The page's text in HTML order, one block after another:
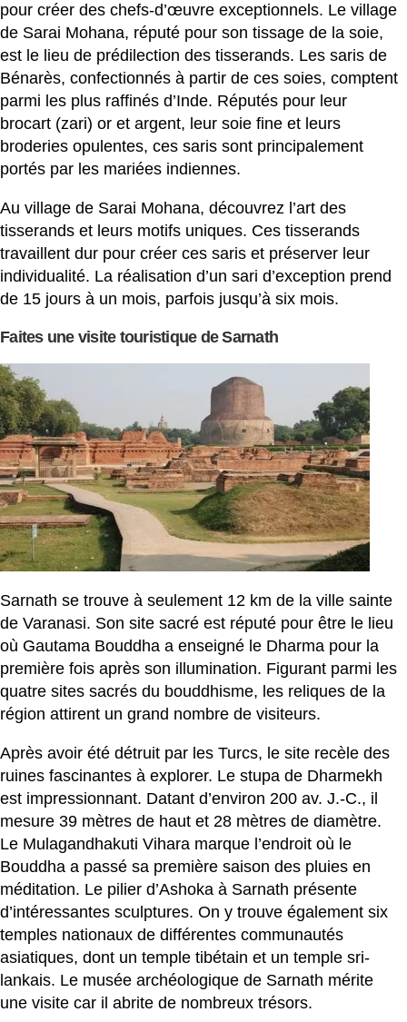
pour créer des chefs-d’œuvre exceptionnels. Le village
de Sarai Mohana, réputé pour son tissage de la soie,
est le lieu de prédilection des tisserands. Les saris de
Bénarès, confectionnés à partir de ces soies, comptent
parmi les plus raffinés d’Inde. Réputés pour leur
brocart (zari) or et argent, leur soie fine et leurs
broderies opulentes, ces saris sont principalement
portés par les mariées indiennes.
Au village de Sarai Mohana, découvrez l’art des
tisserands et leurs motifs uniques. Ces tisserands
travaillent dur pour créer ces saris et préserver leur
individualité. La réalisation d’un sari d’exception prend
de 15 jours à un mois, parfois jusqu’à six mois.
Faites une visite touristique de Sarnath
Sarnath se trouve à seulement 12 km de la ville sainte
de Varanasi. Son site sacré est réputé pour être le lieu
où Gautama Bouddha a enseigné le Dharma pour la
première fois après son illumination. Figurant parmi les
quatre sites sacrés du bouddhisme, les reliques de la
région attirent un grand nombre de visiteurs.
Après avoir été détruit par les Turcs, le site recèle des
ruines fascinantes à explorer. Le stupa de Dharmekh
est impressionnant. Datant d’environ 200 av. J.-C., il
mesure 39 mètres de haut et 28 mètres de diamètre.
Le Mulagandhakuti Vihara marque l’endroit où le
Bouddha a passé sa première saison des pluies en
méditation. Le pilier d’Ashoka à Sarnath présente
d’intéressantes sculptures. On y trouve également six
temples nationaux de différentes communautés
asiatiques, dont un temple tibétain et un temple sri-
lankais. Le musée archéologique de Sarnath mérite
une visite car il abrite de nombreux trésors.